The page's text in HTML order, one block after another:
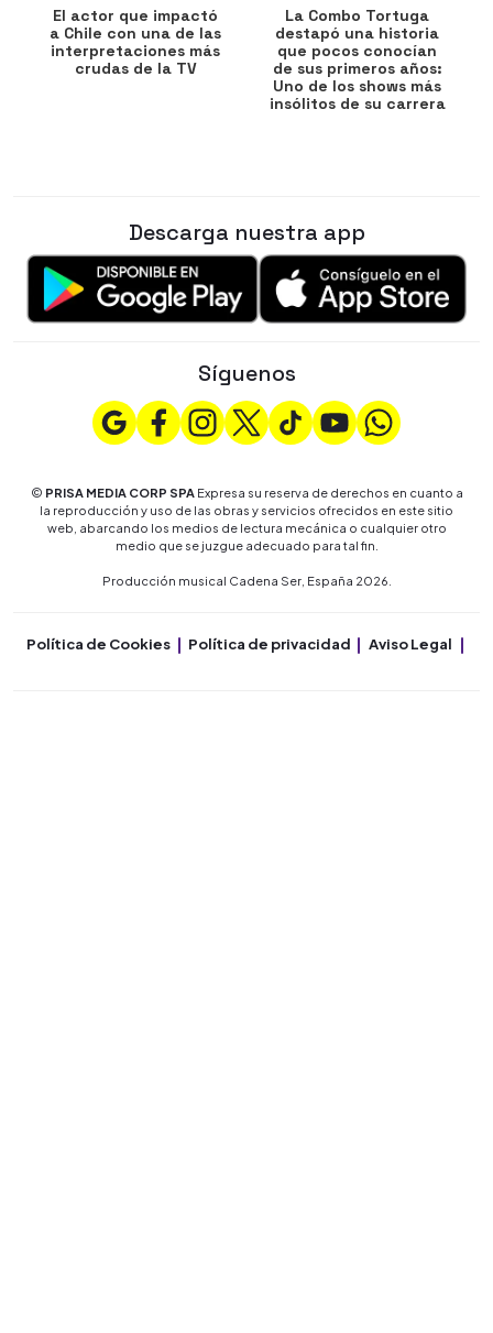
El actor que impactó
a Chile con una de las
interpretaciones más
crudas de la TV
La Combo Tortuga
destapó una historia
que pocos conocían
de sus primeros años:
Uno de los shows más
insólitos de su carrera
Descarga nuestra app
Síguenos
© PRISA MEDIA CORP SPAExpresa su reserva de derechos en cuanto a
la reproducción y uso de las obras y servicios ofrecidos en este sitio
web, abarcando los medios de lectura mecánica o cualquier otro
medio que se juzgue adecuado para tal fin.
Producción musical Cadena Ser, España 2026.
Política de Cookies Política de privacidad Aviso Legal